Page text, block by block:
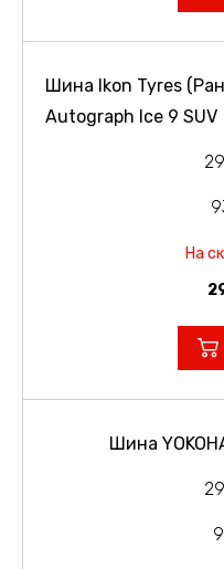
Шина Ikon Tyres
Autograph Ice 9 SUV
На
Шина